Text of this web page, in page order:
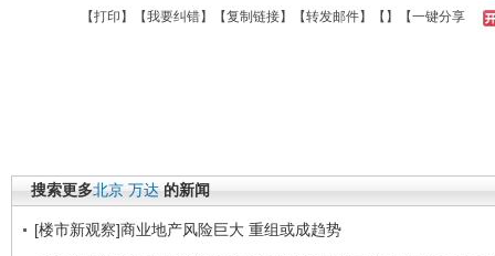
【打印 】【我要纠错】【复制链接】【转发邮件】【 】 【一键分享
搜索更多北京 万达 的新闻
[楼市新观察]商业地产风险巨大 重组或成趋势